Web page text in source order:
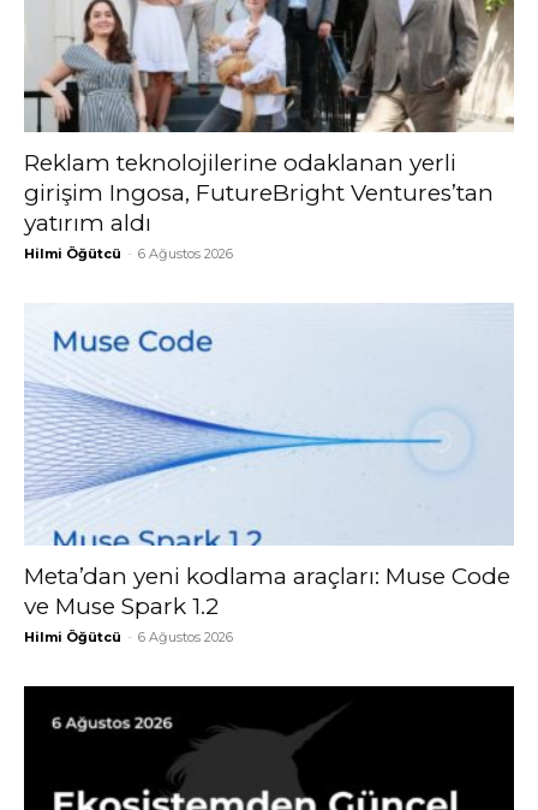
Reklam teknolojilerine odaklanan yerli
girişim Ingosa, FutureBright Ventures’tan
yatırım aldı
Hilmi Öğütcü - 6 Ağustos 2026
Meta’dan yeni kodlama araçları: Muse Code
ve Muse Spark 1.2
Hilmi Öğütcü - 6 Ağustos 2026